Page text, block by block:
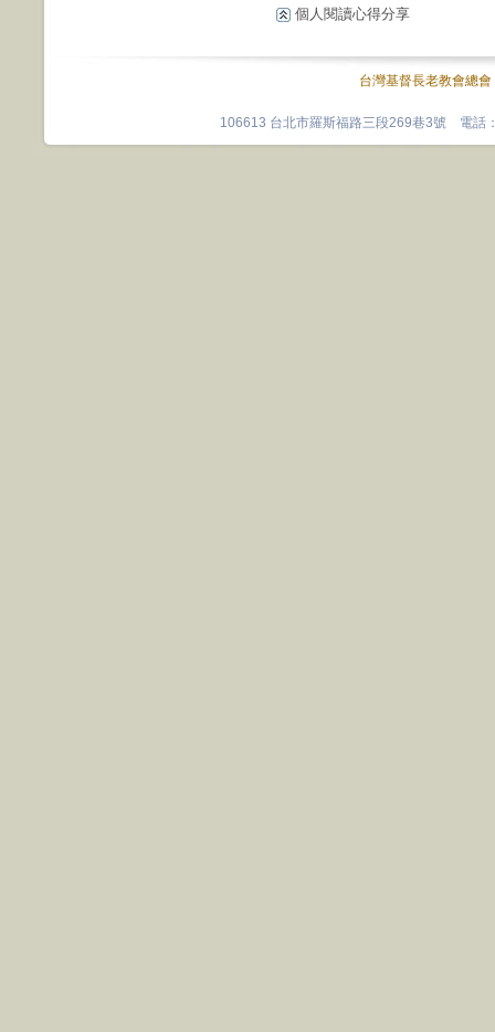
個人閱讀心得分享
台灣基督長老教會總會
106613 台北市羅斯福路三段269巷3號 電